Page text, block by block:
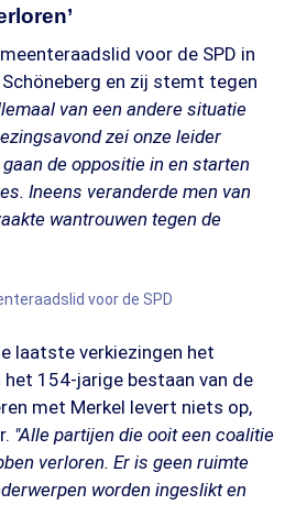
voor de SPD in
en zij stemt tegen
van een andere situatie
zei onze leider
de oppositie in en starten
Ineens veranderde men van
wantrouwen tegen de
voor de SPD
laatste verkiezingen het
154-jarige bestaan van de
met Merkel levert niets op,
"Alle partijen die ooit een coalitie
verloren. Er is geen ruimte
worden ingeslikt en